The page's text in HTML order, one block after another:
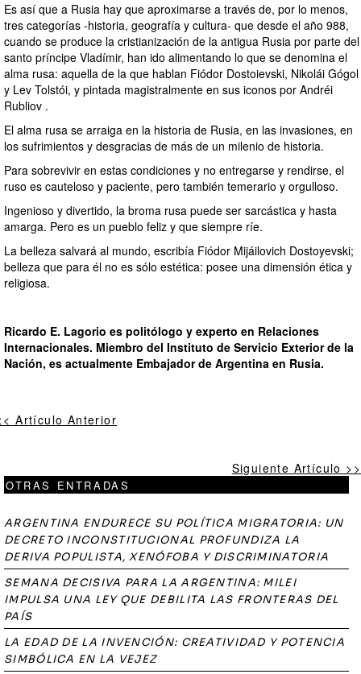
Es así que a Rusia hay que aproximarse a través de, por lo menos,
tres categorías -historia, geografía y cultura- que desde el año 988,
cuando se produce la cristianización de la antigua Rusia por parte del
santo príncipe Vladímir, han ido alimentando lo que se denomina el
alma rusa: aquella de la que hablan Fiódor Dostoievski, Nikolái Gógol
y Lev Tolstói, y pintada magistralmente en sus iconos por Andréi
Rubliov .
El alma rusa se arraiga en la historia de Rusia, en las invasiones, en
los sufrimientos y desgracias de más de un milenio de historia.
Para sobrevivir en estas condiciones y no entregarse y rendirse, el
ruso es cauteloso y paciente, pero también temerario y orgulloso.
Ingenioso y divertido, la broma rusa puede ser sarcástica y hasta
amarga. Pero es un pueblo feliz y que siempre ríe.
La belleza salvará al mundo, escribía Fiódor Mijáilovich Dostoyevski;
belleza que para él no es sólo estética: posee una dimensión ética y
religiosa.
Ricardo E. Lagorio es politólogo y experto en Relaciones
Internacionales. Miembro del Instituto de Servicio Exterior de la
Nación, es actualmente Embajador de Argentina en Rusia.
Artículo Anterior
Siguiente Artículo >>
OTRAS ENTRADAS
ARGENTINA ENDURECE SU POLÍTICA MIGRATORIA: UN
DECRETO INCONSTITUCIONAL PROFUNDIZA LA
DERIVA POPULISTA, XENÓFOBA Y DISCRIMINATORIA
SEMANA DECISIVA PARA LA ARGENTINA: MILEI
IMPULSA UNA LEY QUE DEBILITA LAS FRONTERAS DEL
PAÍS
LA EDAD DE LA INVENCIÓN: CREATIVIDAD Y POTENCIA
SIMBÓLICA EN LA VEJEZ